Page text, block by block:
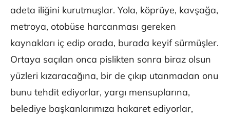
adeta iliğini kurutmuşlar. Yola, köprüye, kavşağa,
metroya, otobüse harcanması gereken
kaynakları iç edip orada, burada keyif sürmüşler.
Ortaya saçılan onca pislikten sonra biraz olsun
yüzleri kızaracağına, bir de çıkıp utanmadan onu
bunu tehdit ediyorlar, yargı mensuplarına,
belediye başkanlarımıza hakaret ediyorlar,